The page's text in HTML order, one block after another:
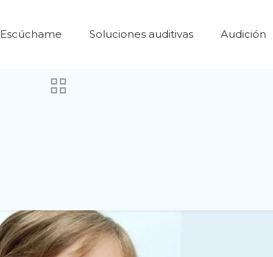
Escúchame Soluciones auditivas Audición